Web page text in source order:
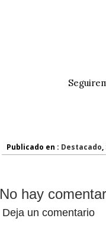
Publicado en : Destacado,
No hay
Deja un comentario